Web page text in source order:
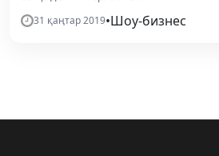
31 қаңтар 2019•Шоу-бизнес